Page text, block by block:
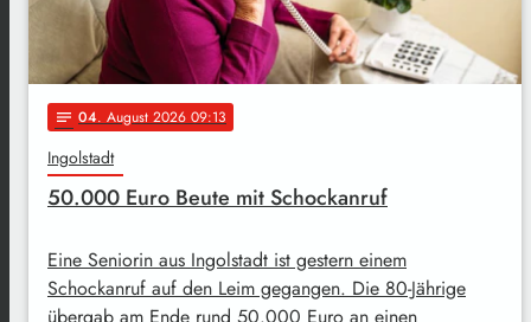
notes 04. August 2026 09:13
Ingolstadt
50.000 Euro Beute mit Schockanruf
Eine Seniorin aus Ingolstadt ist gestern einem
Schockanruf auf den Leim gegangen. Die 80-Jährige
übergab am Ende rund 50.000 Euro an einen